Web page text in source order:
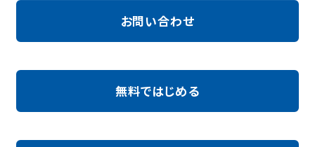
お問い合わせ
無料ではじめる